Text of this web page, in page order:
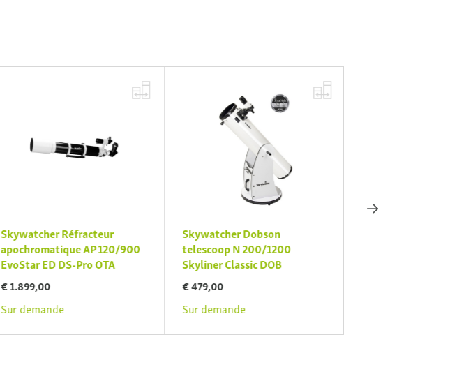
Skywatcher Réfracteur
apochromatique AP 120/900
EvoStar ED DS-Pro OTA
€ 1.899,00
Sur demande
Skywatcher Dobson
telescoop N 200/1200
Skyliner Classic DOB
€ 479,00
Sur demande